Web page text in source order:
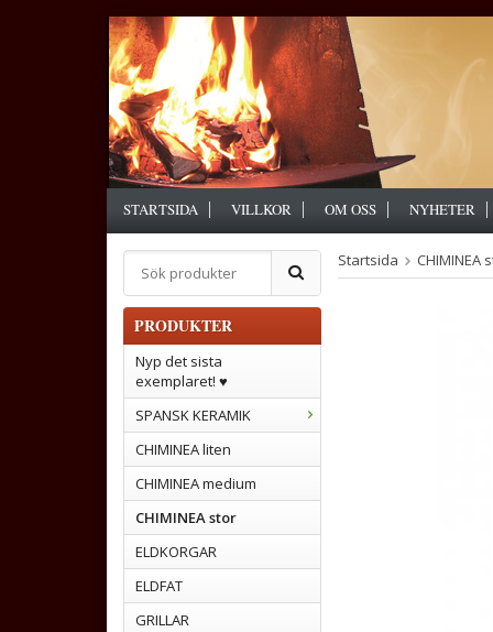
STARTSIDA
VILLKOR OM OSS NYHETER
PRODUKTER
Nyp det sista
exemplaret! ♥
SPANSK KERAMIK
CHIMINEA liten
CHIMINEA medium
CHIMINEA stor
ELDKORGAR
ELDFAT
GRILLAR
Startsida CHIMINEA